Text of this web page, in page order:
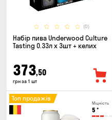
(0)
Набір пива Underwood Culture
Tasting 0.33л x 3шт + келих
373,50
грн за 1 шт
Міцність
5 °
Топ продажів